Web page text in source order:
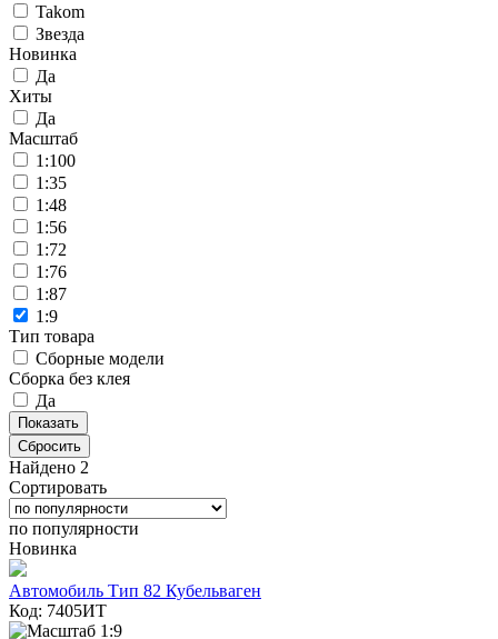
Takom
Звезда
Новинка
Да
Хиты
Да
Масштаб
1:100
1:35
1:48
1:56
1:72
1:76
1:87
1:9
Тип товара
Сборные модели
Сборка без клея
Да
Сбросить
Найдено 2
Сортировать
по популярности
Новинка
Автомобиль Тип 82 Кубельваген
Код: 7405ИТ